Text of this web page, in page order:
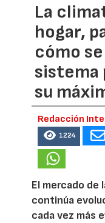
La
hogar,
cómo
sistema
su
Redacción
1224
El mercado de
continúa
cada vez más